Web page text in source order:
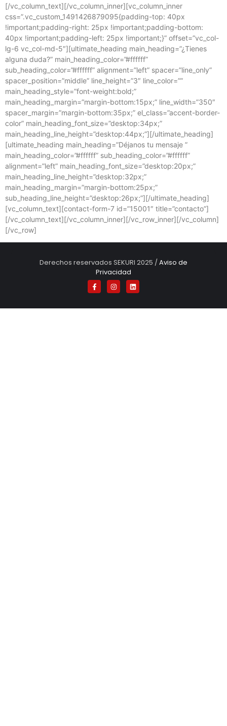
[/vc_column_text][/vc_column_inner][vc_column_inner
css=”.vc_custom_1491426879095{padding-top: 40px
!important;padding-right: 25px !important;padding-bottom:
40px !important;padding-left: 25px !important;}” offset=”vc_col-
lg-6 vc_col-md-5″][ultimate_heading main_heading=”¿Tienes
alguna duda?” main_heading_color=”#ffffff”
sub_heading_color=”#ffffff” alignment=”left” spacer=”line_only”
spacer_position=”middle” line_height=”3″ line_color=””
main_heading_style=”font-weight:bold;”
main_heading_margin=”margin-bottom:15px;” line_width=”350″
spacer_margin=”margin-bottom:35px;” el_class=”accent-border-
color” main_heading_font_size=”desktop:34px;”
main_heading_line_height=”desktop:44px;”][/ultimate_heading]
[ultimate_heading main_heading=”Déjanos tu mensaje ”
main_heading_color=”#ffffff” sub_heading_color=”#ffffff”
alignment=”left” main_heading_font_size=”desktop:20px;”
main_heading_line_height=”desktop:32px;”
main_heading_margin=”margin-bottom:25px;”
sub_heading_line_height=”desktop:26px;”][/ultimate_heading]
[vc_column_text][contact-form-7 id=”15001″ title=”contacto”]
[/vc_column_text][/vc_column_inner][/vc_row_inner][/vc_column]
[/vc_row]
Derechos reservados SEKURI 2025 / Aviso de
Privacidad